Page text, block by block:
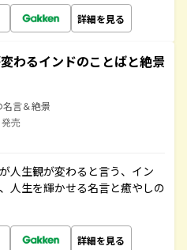
詳細を見る
わるインドのことばと絶景
名言＆絶景
売
人生観が変わると言う、イン
人生を輝かせる名言と癒やしの
詳細を見る